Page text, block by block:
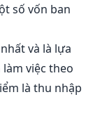
số vốn ban
và là lựa
việc theo
là thu nhập